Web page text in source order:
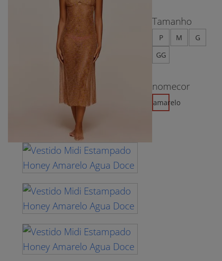
Tamanho
P M
G
GG
nomecor
amarelo